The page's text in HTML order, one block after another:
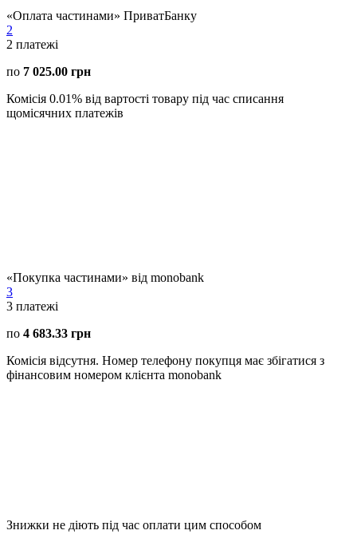
«Оплата частинами» ПриватБанку
2
2 платежі
по 7 025.00 грн
Комісія 0.01% від вартості товару під час списання
щомісячних платежів
«Покупка частинами» від monobank
3
3 платежі
по 4 683.33 грн
Комісія відсутня. Номер телефону покупця має збігатися з
фінансовим номером клієнта monobank
Знижки не діють під час оплати цим способом